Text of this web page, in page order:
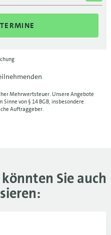
Mehrwertsteuer. Unsere Angebote
von § 14 BGB, insbesondere
Auftraggeber.
Sie auch